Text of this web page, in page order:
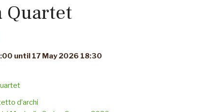
Quartet
until 17 May 2026 18:30
d’archi